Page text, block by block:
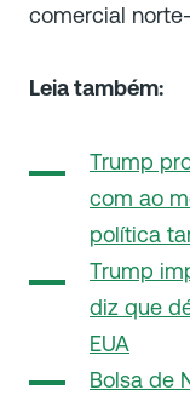
comercial
Leia também:
Trump
com ao
política
Trump
diz que
EUA
Bolsa de